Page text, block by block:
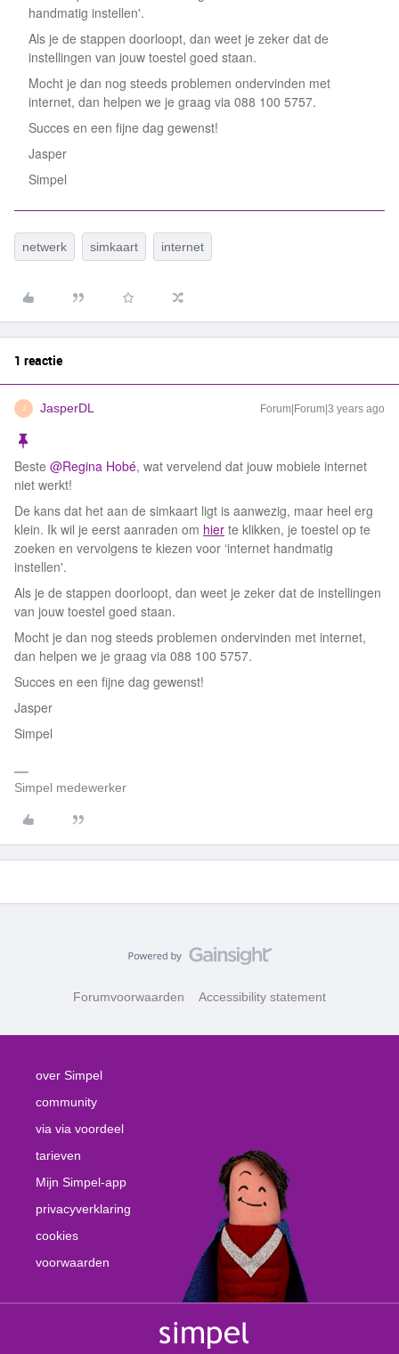
handmatig instellen'.
Als je de stappen doorloopt, dan weet je zeker dat de
instellingen van jouw toestel goed staan.
Mocht je dan nog steeds problemen ondervinden met
internet, dan helpen we je graag via 088 100 5757.
Succes en een fijne dag gewenst!
Jasper
Simpel
netwerk simkaart internet
1 reactie
J JasperDL Forum|Forum|3 years ago
Beste @Regina Hobé, wat vervelend dat jouw mobiele internet
niet werkt!
De kans dat het aan de simkaart ligt is aanwezig, maar heel erg
klein. Ik wil je eerst aanraden om hier te klikken, je toestel op te
zoeken en vervolgens te kiezen voor ‘internet handmatig
instellen'.
Als je de stappen doorloopt, dan weet je zeker dat de instellingen
van jouw toestel goed staan.
Mocht je dan nog steeds problemen ondervinden met internet,
dan helpen we je graag via 088 100 5757.
Succes en een fijne dag gewenst!
Jasper
Simpel
Simpel medewerker
Forumvoorwaarden Accessibility statement
over Simpel
community
via via voordeel
tarieven
Mijn Simpel-app
privacyverklaring
cookies
voorwaarden